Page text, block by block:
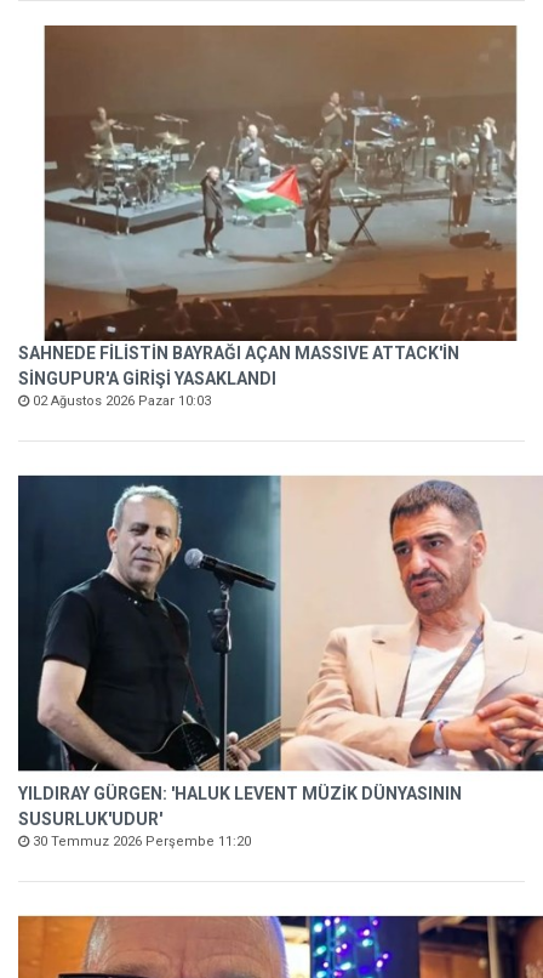
SAHNEDE FİLİSTİN BAYRAĞI AÇAN MASSIVE ATTACK'İN
SİNGUPUR'A GİRİŞİ YASAKLANDI
02 Ağustos 2026 Pazar 10:03
YILDIRAY GÜRGEN: 'HALUK LEVENT MÜZİK DÜNYASININ
SUSURLUK'UDUR'
30 Temmuz 2026 Perşembe 11:20